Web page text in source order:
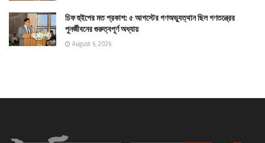
চিফ হুইপের মত প্রকাশ: ৫ আগস্টের গণঅভ্যুত্থান ছিল গণতন্ত্রের
পুনর্জীবনের গুরুত্বপূর্ণ অধ্যায়
August 6, 2026